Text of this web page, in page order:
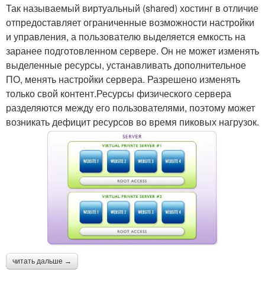
Так называемый виртуальный (shared) хостинг в отличие
отпредоставляет ограниченные возможности настройки
и управления, а пользователю выделяется емкость на
заранее подготовленном сервере. Он не может изменять
выделенные ресурсы, устанавливать дополнительное
ПО, менять настройки сервера. Разрешено изменять
только свой контент.Ресурсы физического сервера
разделяются между его пользователями, поэтому может
возникать дефицит ресурсов во время пиковых нагрузок.
читать дальше →